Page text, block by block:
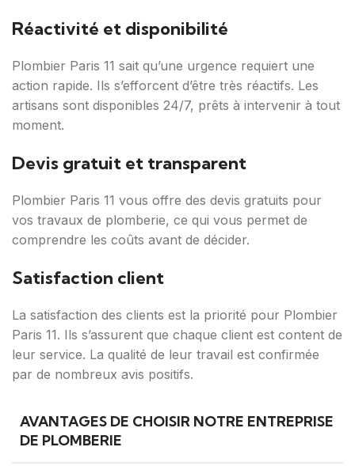
Réactivité et disponibilité
Plombier Paris 11 sait qu’une urgence requiert une
action rapide. Ils s’efforcent d’être très réactifs. Les
artisans sont disponibles 24/7, prêts à intervenir à tout
moment.
Devis gratuit et transparent
Plombier Paris 11 vous offre des devis gratuits pour
vos travaux de plomberie, ce qui vous permet de
comprendre les coûts avant de décider.
Satisfaction client
La satisfaction des clients est la priorité pour Plombier
Paris 11. Ils s’assurent que chaque client est content de
leur service. La qualité de leur travail est confirmée
par de nombreux avis positifs.
AVANTAGES DE CHOISIR NOTRE ENTREPRISE
DE PLOMBERIE